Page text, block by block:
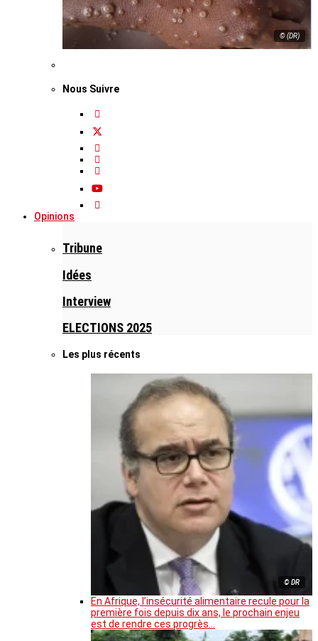
© (DR)
Nous Suivre
Opinions
Tribune
Idées
Interview
ELECTIONS 2025
Les plus récents
© DR
En Afrique, l’insécurité alimentaire recule pour la
première fois depuis dix ans, le prochain enjeu
est de rendre ces progrès…